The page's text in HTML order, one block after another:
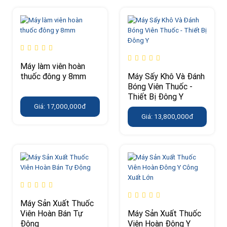
Máy làm viên hoàn
thuốc đông y 8mm
Giá: 17,000,000đ
Máy Sấy Khô Và Đánh
Bóng Viên Thuốc -
Thiết Bị Đông Y
Giá: 13,800,000đ
Máy Sản Xuất Thuốc
Viên Hoàn Bán Tự
Động
Máy Sản Xuất Thuốc
Viên Hoàn Đông Y